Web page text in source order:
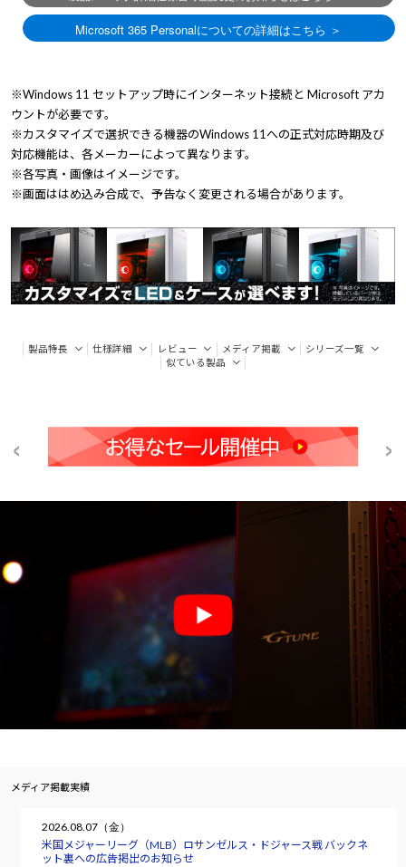
※Windows 11 セットアップ時にインターネット接続と Microsoft アカ
ウントが必要です。
※カスタマイズで選択できる機器のWindows 11への正式対応時期及び
対応機能は、各メーカーによって異なります。
※各写真・画像はイメージです。
※画面ははめ込み合成で、予告なく変更される場合があります。
製品特長 仕様詳細 レビュー メディア掲載
シリーズ一覧
似ている製品
メディア掲載実績
2026.08.07（金）
米国メジャーリーグ（MLB）ロサンゼルス・ドジャース戦 バックネ
ット裏への広告掲出のお知らせ